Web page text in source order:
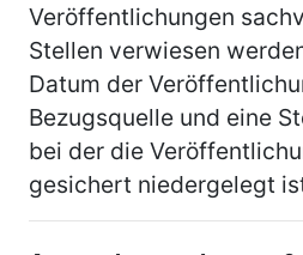
Veröffentlichungen
Stellen verwiesen
Datum der
Bezugsquelle und eine
bei der die
gesichert niedergelegt